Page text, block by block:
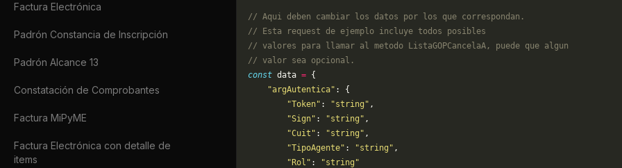
Factura Electrónica
Padrón Constancia de Inscripción
Padrón Alcance 13
Constatación de Comprobantes
Factura MiPyME
Factura Electrónica con detalle de
items
// Aqui deben cambiar los datos por los que correspondan.
// Esta request de ejemplo incluye todos posibles
// valores para llamar al metodo ListaGOPCancelaA, puede que algun
// valor sea opcional.
const data = {
    "argAutentica"
: {
        "Token"
: "string" ,
        "Sign"
: "string" ,
        "Cuit"
: "string" ,
        "TipoAgente"
: "string" ,
        "Rol"
:
"string"